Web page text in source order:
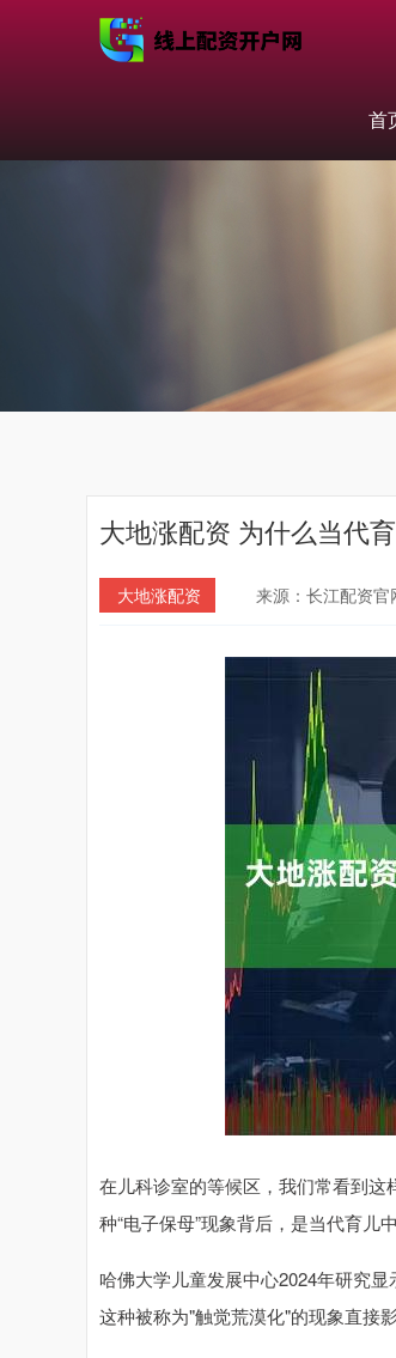
首
大地涨配资 为什么当代
大地涨配资 来源：长江配资官
在儿科诊室的等候区，我们常看到
种“电子保母”现象背后，是当代育
哈佛大学儿童发展中心2024年研究
这种被称为"触觉荒漠化"的现象直接